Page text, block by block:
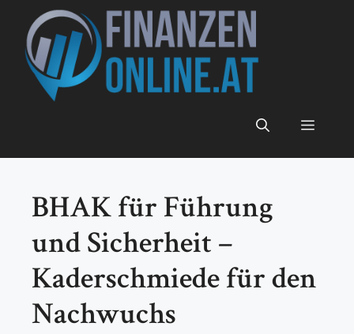
Inhalt
springen
Menü
BHAK für Führung
und Sicherheit –
Kaderschmiede für den
Nachwuchs